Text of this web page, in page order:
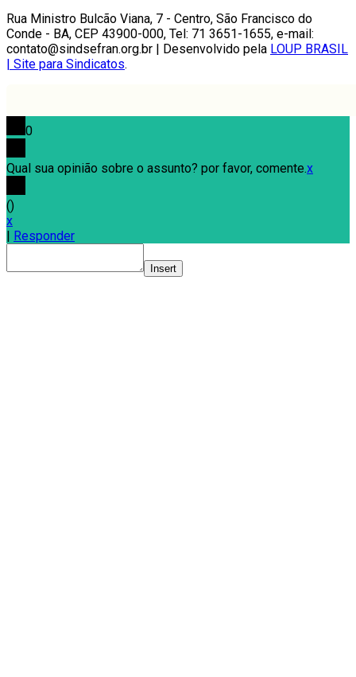
Rua Ministro Bulcão Viana, 7 - Centro, São Francisco do
Conde - BA, CEP 43900-000, Tel: 71 3651-1655, e-mail:
contato@sindsefran.org.br | Desenvolvido pela LOUP BRASIL
| Site para Sindicatos.
0
Qual sua opinião sobre o assunto? por favor, comente.x
()
x
Responder
Insert